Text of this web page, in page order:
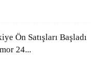
Ön Satışları Başladı
24...